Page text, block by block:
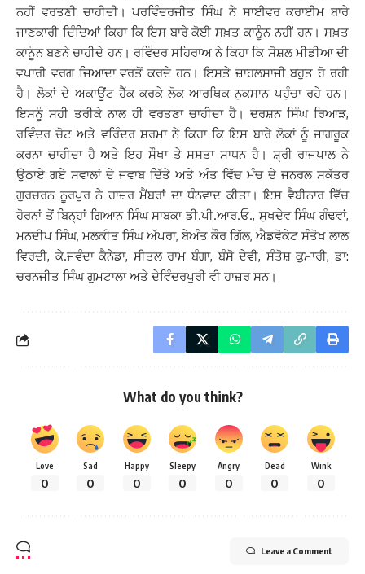
ਨਹੀਂ ਵਰਤਣੀ ਚਾਹੀਦੀ। ਪਰਵਿੰਦਰਜੀਤ ਸਿੰਘ ਨੇ ਸਾਈਵਰ ਕਰਾਈਮ ਬਾਰੇ
ਜਾਣਕਾਰੀ ਦਿੰਦਿਆਂ ਕਿਹਾ ਕਿ ਇਸ ਬਾਰੇ ਕੋਈ ਸਖ਼ਤ ਕਾਨੂੰਨ ਨਹੀਂ ਹਨ। ਸਖ਼ਤ
ਕਾਨੂੰਨ ਬਣਨੇ ਚਾਹੀਦੇ ਹਨ। ਰਵਿੰਦਰ ਸਹਿਰਾਅ ਨੇ ਕਿਹਾ ਕਿ ਸੋਸ਼ਲ ਮੀਡੀਆ ਦੀ
ਵਪਾਰੀ ਵਰਗ ਜਿਆਦਾ ਵਰਤੋਂ ਕਰਦੇ ਹਨ। ਇਸਤੇ ਜ਼ਾਹਲਸਾਜੀ ਬਹੁਤ ਹੋ ਰਹੀ
ਹੈ। ਲੋਕਾਂ ਦੇ ਅਕਾਊਂਟ ਹੈੱਕ ਕਰਕੇ ਲੋਕ ਆਰਥਿਕ ਨੁਕਸਾਨ ਪਹੁੰਚਾ ਰਹੇ ਹਨ।
ਇਸਨੂੰ ਸਹੀ ਤਰੀਕੇ ਨਾਲ ਹੀ ਵਰਤਣਾ ਚਾਹੀਦਾ ਹੈ। ਦਰਸ਼ਨ ਸਿੰਘ ਰਿਆੜ,
ਰਵਿੰਦਰ ਚੋਟ ਅਤੇ ਵਰਿੰਦਰ ਸ਼ਰਮਾ ਨੇ ਕਿਹਾ ਕਿ ਇਸ ਬਾਰੇ ਲੋਕਾਂ ਨੂੰ ਜਾਗਰੂਕ
ਕਰਨਾ ਚਾਹੀਦਾ ਹੈ ਅਤੇ ਇਹ ਸੌਖਾ ਤੇ ਸਸਤਾ ਸਾਧਨ ਹੈ। ਸ਼੍ਰੀ ਰਾਜਪਾਲ ਨੇ
ਉਠਾਏ ਗਏ ਸਵਾਲਾਂ ਦੇ ਜਵਾਬ ਦਿੱਤੇ ਅਤੇ ਅੰਤ ਵਿੱਚ ਮੰਚ ਦੇ ਜਨਰਲ ਸਕੱਤਰ
ਗੁਰਚਰਨ ਨੂਰਪੁਰ ਨੇ ਹਾਜ਼ਰ ਮੈਂਬਰਾਂ ਦਾ ਧੰਨਵਾਦ ਕੀਤਾ। ਇਸ ਵੈਬੀਨਾਰ ਵਿੱਚ
ਹੋਰਨਾਂ ਤੋਂ ਬਿਨ੍ਹਾਂ ਗਿਆਨ ਸਿੰਘ ਸਾਬਕਾ ਡੀ.ਪੀ.ਆਰ.ਓ., ਸੁਖਦੇਵ ਸਿੰਘ ਗੰਢਵਾਂ,
ਮਨਦੀਪ ਸਿੰਘ, ਮਲਕੀਤ ਸਿੰਘ ਅੱਪਰਾ, ਬੇਅੰਤ ਕੌਰ ਗਿੱਲ, ਐਡਵੋਕੇਟ ਸੰਤੋਖ ਲਾਲ
ਵਿਰਦੀ, ਕੇ.ਜਵੰਦਾ ਕੈਨੇਡਾ, ਸੀਤਲ ਰਾਮ ਬੰਗਾ, ਬੰਸੋ ਦੇਵੀ, ਸੰਤੋਸ਼ ਕੁਮਾਰੀ, ਡਾ:
ਚਰਨਜੀਤ ਸਿੰਘ ਗੁਮਟਾਲਾ ਅਤੇ ਦੇਵਿੰਦਰਪੁਰੀ ਵੀ ਹਾਜ਼ਰ ਸਨ।
What do you think?
Love
0
Sad
0
Happy
0
Sleepy
0
Angry
0
Dead
0
Wink
0
Leave a Comment